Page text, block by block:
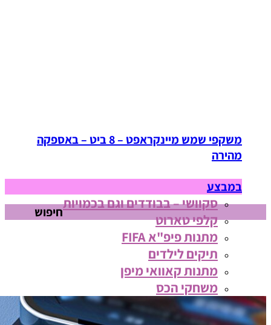
משקפי שמש מיינקראפט – 8 ביט – באספקה
מהירה
במבצע
סקוושי – בבודדים וגם בכמויות
קלפי טארוט
מתנות פיפ"א FIFA
תיקים לילדים
מתנות קאוואי מיפן
משחקי הכס
חיפוש